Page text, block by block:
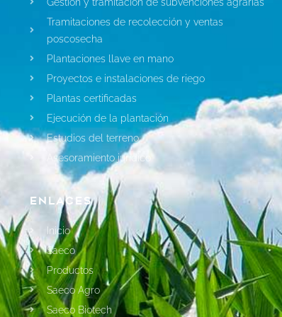
Gestión y tramitación de subvenciones agrarias
Tramitaciones de recolección y ventas
poscosecha
Plantaciones llave en mano
Proyectos e instalaciones de riego
Plantas certificadas
Ejecución de la plantación
Estudios del terreno
Asesoramiento jurídico
Enlaces
Inicio
Saeco
Productos
Saeco Agro
Saeco Biotech